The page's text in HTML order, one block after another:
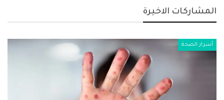
المشاركات الاخيرة
أسرار الصحة